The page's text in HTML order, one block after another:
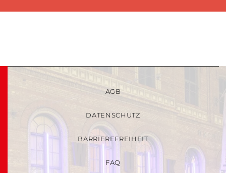
AGB
DATENSCHUTZ
BARRIEREFREIHEIT
FAQ